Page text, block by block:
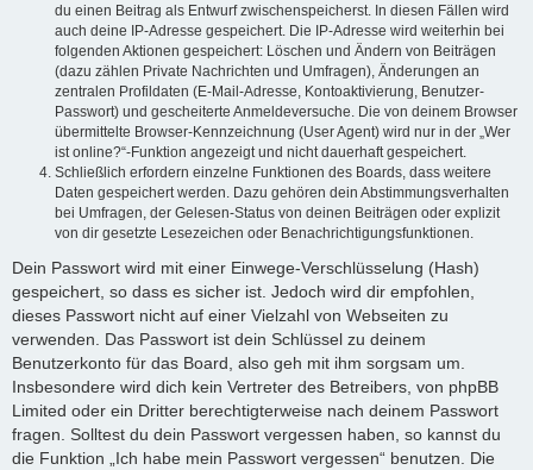
du einen Beitrag als Entwurf zwischenspeicherst. In diesen Fällen wird
auch deine IP-Adresse gespeichert. Die IP-Adresse wird weiterhin bei
folgenden Aktionen gespeichert: Löschen und Ändern von Beiträgen
(dazu zählen Private Nachrichten und Umfragen), Änderungen an
zentralen Profildaten (E-Mail-Adresse, Kontoaktivierung, Benutzer-
Passwort) und gescheiterte Anmeldeversuche. Die von deinem Browser
übermittelte Browser-Kennzeichnung (User Agent) wird nur in der „Wer
ist online?“-Funktion angezeigt und nicht dauerhaft gespeichert.
Schließlich erfordern einzelne Funktionen des Boards, dass weitere
Daten gespeichert werden. Dazu gehören dein Abstimmungsverhalten
bei Umfragen, der Gelesen-Status von deinen Beiträgen oder explizit
von dir gesetzte Lesezeichen oder Benachrichtigungsfunktionen.
Dein Passwort wird mit einer Einwege-Verschlüsselung (Hash)
gespeichert, so dass es sicher ist. Jedoch wird dir empfohlen,
dieses Passwort nicht auf einer Vielzahl von Webseiten zu
verwenden. Das Passwort ist dein Schlüssel zu deinem
Benutzerkonto für das Board, also geh mit ihm sorgsam um.
Insbesondere wird dich kein Vertreter des Betreibers, von phpBB
Limited oder ein Dritter berechtigterweise nach deinem Passwort
fragen. Solltest du dein Passwort vergessen haben, so kannst du
die Funktion „Ich habe mein Passwort vergessen“ benutzen. Die